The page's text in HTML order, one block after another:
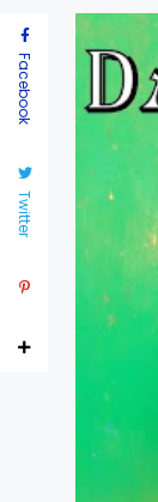
Facebook
Twitter